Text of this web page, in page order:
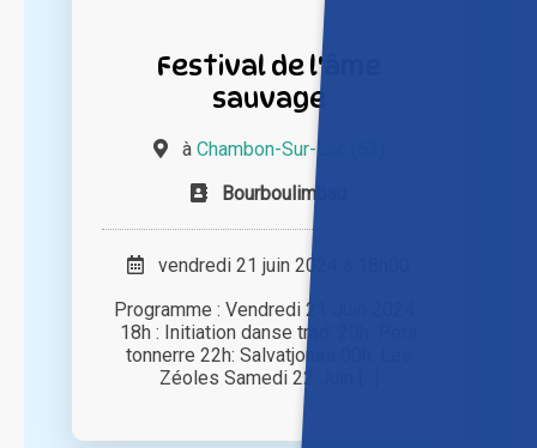
Festival de l'âme
sauvage
à Chambon-Sur-Lac (63)
Bourboulimbau
vendredi 21 juin 2024 à 18h00
Programme : Vendredi 21 Juin 2024 :
18h : Initiation danse trad' 20h: Petit
tonnerre 22h: Salvatjonas 00h: Les
Zéoles Samedi 22 Juin [...]